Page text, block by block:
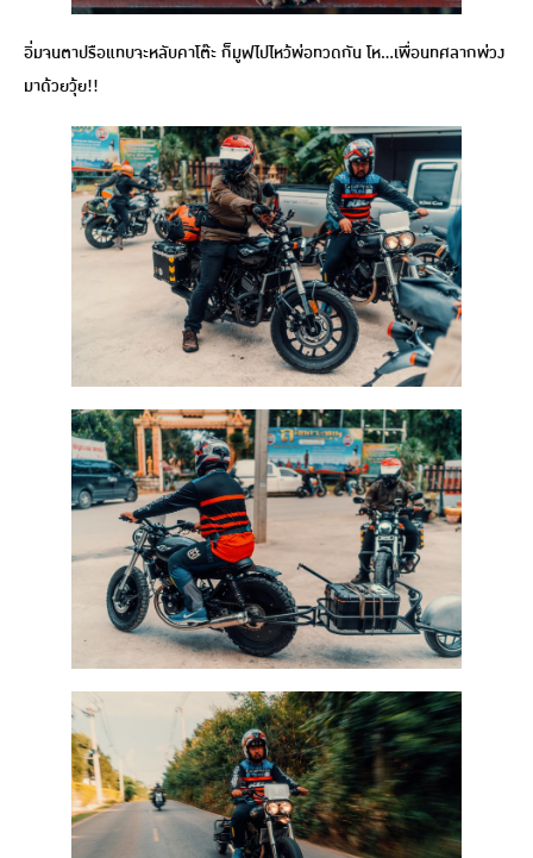
อิ่มจนตาปรือแทบจะหลับคาโต๊ะ ก็มูฟไปไหว้พ่อทวดกัน โห…เพื่อนทศลากพ่วง
มาด้วยวุ้ย!!